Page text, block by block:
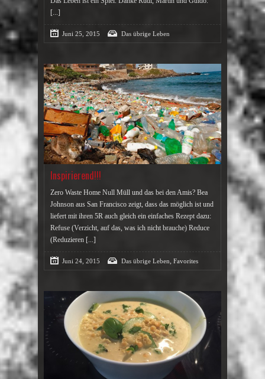
[...]
Juni 25, 2015 Das übrige Leben
Inspirierend!!!
Zero Waste Home Null Müll und das bei den Amis? Bea
Johnson aus San Francisco zeigt, dass das möglich ist und
liefert mit ihren 5R auch gleich ein einfaches Rezept dazu:
Refuse (Verzicht, auf das, was ich nicht brauche) Reduce
(Reduzieren [...]
Juni 24, 2015 Das übrige Leben, Favorites